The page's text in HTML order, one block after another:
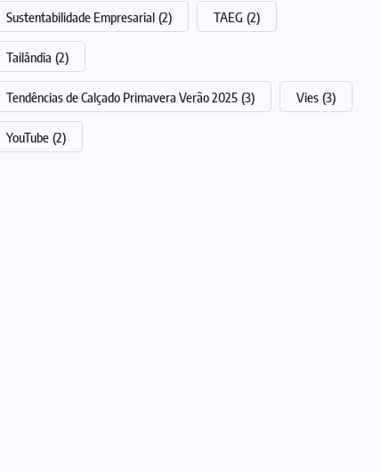
Sustentabilidade Empresarial (2) TAEG (2)
Tailândia (2)
Tendências de Calçado Primavera Verão 2025 (3) Vies (3)
YouTube (2)